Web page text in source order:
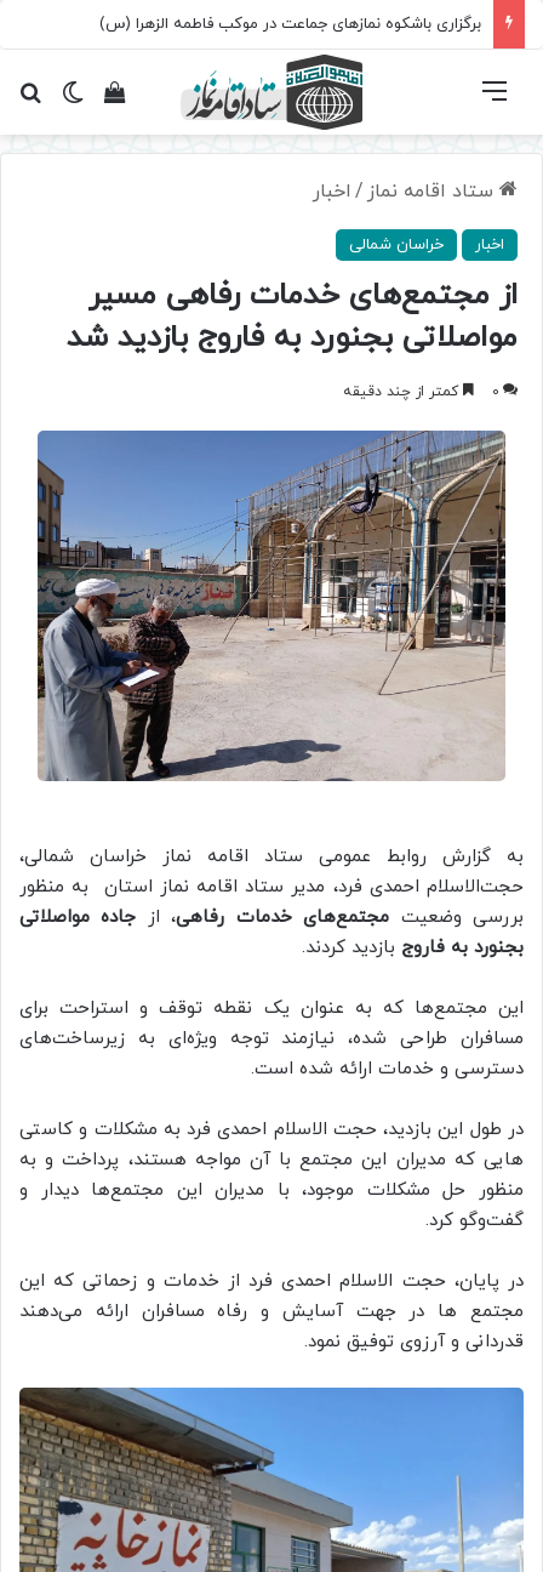
برگزاری باشکوه نمازهای جماعت در موکب فاطمه الزهرا (س)
تغییرمشاهده فهرست
ستاد اقامه نماز / اخبار
اخبار خراسان شمالی
از مجتمع‌های خدمات رفاهی مسیر
مواصلاتی بجنورد به فاروج بازدید شد
0 کمتر از چند دقیقه
به گزارش روابط عمومی ستاد اقامه نماز خراسان شمالی،
حجت‌الاسلام احمدی فرد، مدیر ستاد اقامه نماز استان به منظور
بررسی وضعیت مجتمع‌های خدمات رفاهی، از جاده مواصلاتی
بجنورد به فاروج بازدید کردند.
این مجتمع‌ها که به عنوان یک نقطه توقف و استراحت برای
مسافران طراحی شده، نیازمند توجه ویژه‌ای به زیرساخت‌های
دسترسی و خدمات ارائه شده است.
در طول این بازدید، حجت الاسلام احمدی فرد به مشکلات و کاستی
هایی که مدیران این مجتمع با آن مواجه هستند، پرداخت و به
منظور حل مشکلات موجود، با مدیران این مجتمع‌ها دیدار و
گفت‌و‌گو کرد.
در پایان، حجت الاسلام احمدی فرد از خدمات و زحماتی که این
مجتمع ها در جهت آسایش و رفاه مسافران ارائه می‌دهند
قدردانی و آرزوی توفیق نمود.